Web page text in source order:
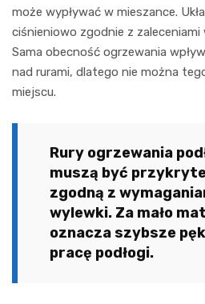
może wypływać w mieszance.
ciśnieniowo zgodnie z
Sama obecność ogrzewania
nad rurami, dlatego nie można
miejscu.
Rury ogrzewania
muszą być
zgodną z
wylewki. Za mało
oznacza szybsze
pracę podłogi.